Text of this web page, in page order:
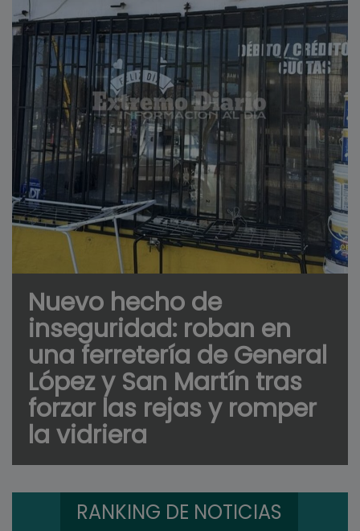
Nuevo hecho de
inseguridad: roban en
una ferretería de General
López y San Martín tras
forzar las rejas y romper
la vidriera
RANKING DE NOTICIAS